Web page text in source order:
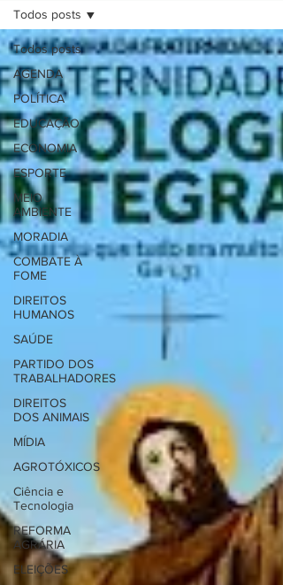
Todos posts
AGENDA
POLÍTICA
EDUCAÇÃO
ECONOMIA
ESPORTE
MEIO
AMBIENTE
MORADIA
COMBATE À
FOME
DIREITOS
HUMANOS
SAÚDE
PARTIDO DOS
TRABALHADORES
DIREITOS
DOS ANIMAIS
MÍDIA
AGROTÓXICOS
Ciência e
Tecnologia
REFORMA
AGRÁRIA
ELEIÇÕES
Todos posts